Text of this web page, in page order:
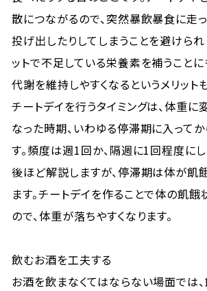
散につながるので、突然暴飲暴食に走
投げ出したりしてしまうことを避けられ
ットで不足している栄養素を補うことに
代謝を維持しやすくなるというメリット
チートデイを行うタイミングは、体重に
なった時期、いわゆる停滞期に入って
す。頻度は週1回か、隔週に1回程度にし
後ほど解説しますが、停滞期は体が飢
ます。チートデイを作ることで体の飢
ので、体重が落ちやすくなります。
飲むお酒を工夫する
お酒を飲まなくてはならない場面では